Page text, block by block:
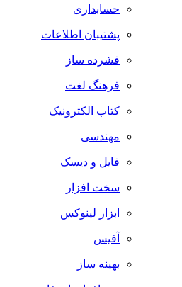
حسابداری
پشتیبان اطلاعات
فشرده ساز
فرهنگ لغت
کتاب الکترونیک
مهندسی
فایل و دیسک
سخت افزار
ابزار لینوکس
آفیس
بهینه ساز